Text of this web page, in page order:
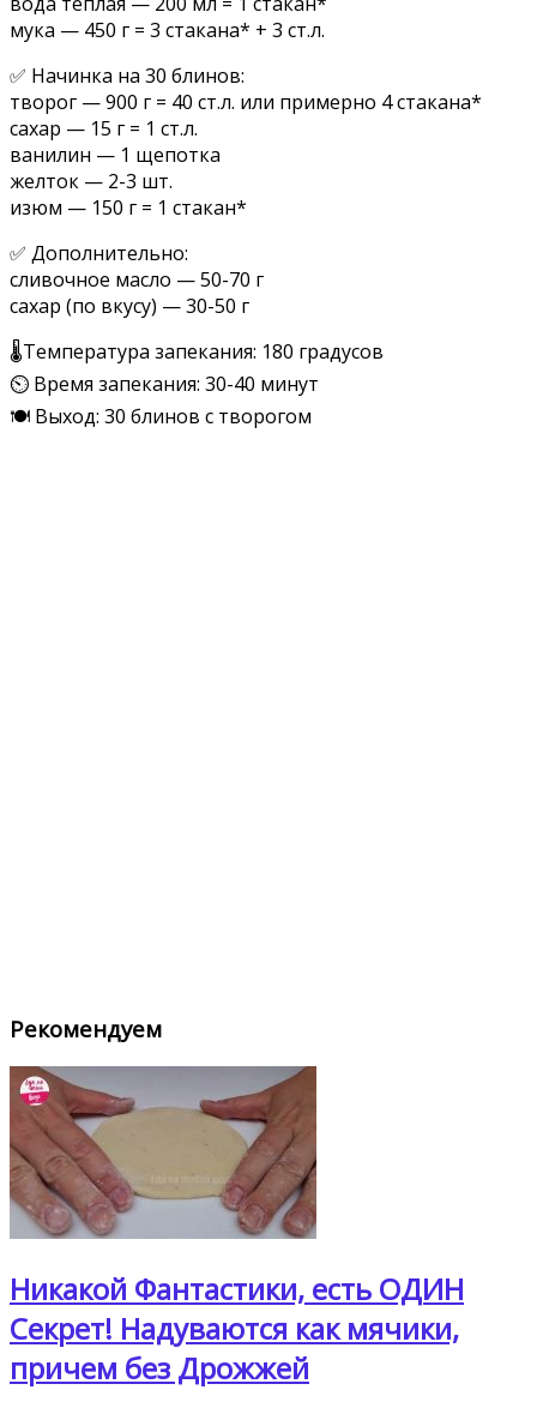
мука — 450 г = 3 стакана* + 3 ст.л.
✅ Начинка на 30 блинов:
творог — 900 г = 40 ст.л. или примерно 4 стакана*
сахар — 15 г = 1 ст.л.
ванилин — 1 щепотка
желток — 2-3 шт.
изюм — 150 г = 1 стакан*
✅ Дополнительно:
сливочное масло — 50-70 г
сахар (по вкусу) — 30-50 г
🌡Температура запекания: 180 градусов
⏲ Время запекания: 30-40 минут
🍽 Выход: 30 блинов с творогом
Рекомендуем
Никакой Фантастики, есть ОДИН
Секрет! Надуваются как мячики,
причем без Дрожжей